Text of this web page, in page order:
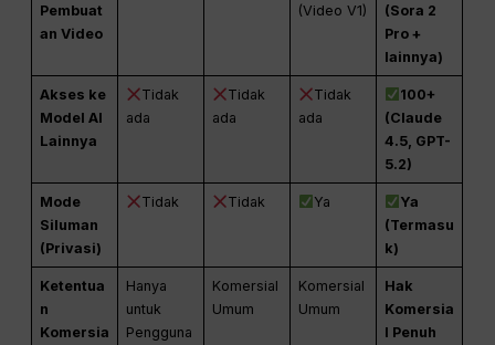
Pembuat
an Video
(Video V1)
(Sora 2
Pro +
lainnya)
Akses ke
Model AI
Lainnya
Tidak
ada
Tidak
ada
Tidak
ada
100+
(Claude
4.5, GPT-
5.2)
Mode
Siluman
(Privasi)
Tidak Tidak Ya
Ya
(Termasu
k)
Ketentua
n
Komersia
Hanya
untuk
Pengguna
Komersial
Umum
Komersial
Umum
Hak
Komersia
l Penuh